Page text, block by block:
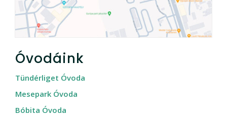
Óvodáink
Tündérliget Óvoda
Mesepark Óvoda
Bóbita Óvoda